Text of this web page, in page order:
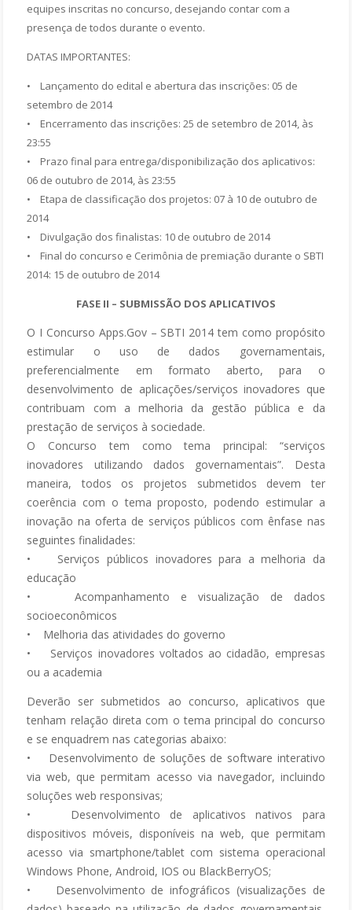
equipes inscritas no concurso, desejando contar com a
presença de todos durante o evento.
DATAS IMPORTANTES:
• Lançamento do edital e abertura das inscrições: 05 de
setembro de 2014
• Encerramento das inscrições: 25 de setembro de 2014, às
23:55
• Prazo final para entrega/disponibilização dos aplicativos:
06 de outubro de 2014, às 23:55
• Etapa de classificação dos projetos: 07 à 10 de outubro de
2014
• Divulgação dos finalistas: 10 de outubro de 2014
• Final do concurso e Cerimônia de premiação durante o SBTI
2014: 15 de outubro de 2014
FASE II – SUBMISSÃO DOS APLICATIVOS
O I Concurso Apps.Gov – SBTI 2014 tem como propósito
estimular o uso de dados governamentais,
preferencialmente em formato aberto, para o
desenvolvimento de aplicações/serviços inovadores que
contribuam com a melhoria da gestão pública e da
prestação de serviços à sociedade.
O Concurso tem como tema principal: “serviços
inovadores utilizando dados governamentais”. Desta
maneira, todos os projetos submetidos devem ter
coerência com o tema proposto, podendo estimular a
inovação na oferta de serviços públicos com ênfase nas
seguintes finalidades:
• Serviços públicos inovadores para a melhoria da
educação
• Acompanhamento e visualização de dados
socioeconômicos
• Melhoria das atividades do governo
• Serviços inovadores voltados ao cidadão, empresas
ou a academia
Deverão ser submetidos ao concurso, aplicativos que
tenham relação direta com o tema principal do concurso
e se enquadrem nas categorias abaixo:
• Desenvolvimento de soluções de software interativo
via web, que permitam acesso via navegador, incluindo
soluções web responsivas;
• Desenvolvimento de aplicativos nativos para
dispositivos móveis, disponíveis na web, que permitam
acesso via smartphone/tablet com sistema operacional
Windows Phone, Android, IOS ou BlackBerryOS;
• Desenvolvimento de infográficos (visualizações de